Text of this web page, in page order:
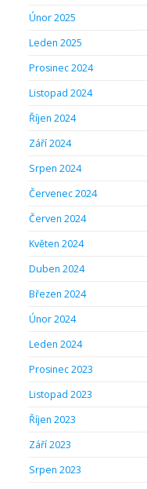
Únor 2025
Leden 2025
Prosinec 2024
Listopad 2024
Říjen 2024
Září 2024
Srpen 2024
Červenec 2024
Červen 2024
Květen 2024
Duben 2024
Březen 2024
Únor 2024
Leden 2024
Prosinec 2023
Listopad 2023
Říjen 2023
Září 2023
Srpen 2023